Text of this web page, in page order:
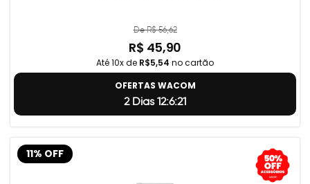
De R$ 56,62
R$ 45,90
Até 10x de R$5,54 no cartão
OFERTAS WACOM
2 Dias 12:6:20
11% OFF